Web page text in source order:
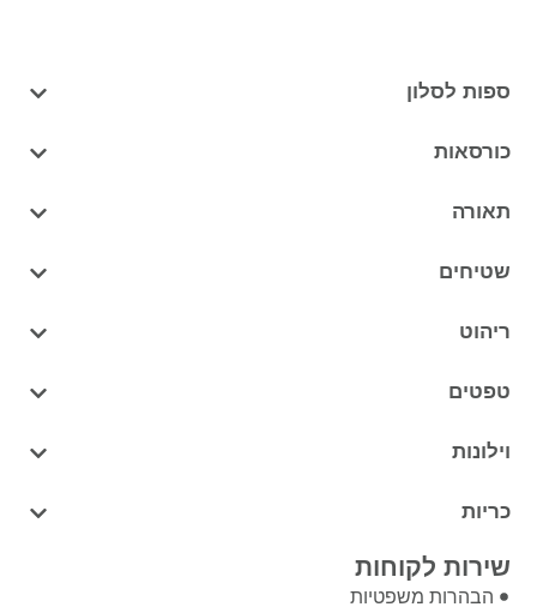
ספות לסלון
כורסאות
תאורה
שטיחים
ריהוט
טפטים
וילונות
כריות
שירות לקוחות
הבהרות משפטיות